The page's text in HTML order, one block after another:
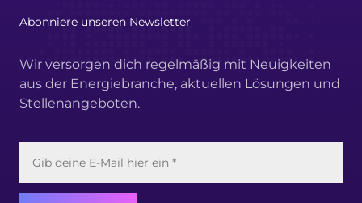
Abonniere unseren Newsletter
Wir versorgen dich regelmäßig mit Neuigkeiten
aus der Energiebranche, aktuellen Lösungen und
Stellenangeboten.